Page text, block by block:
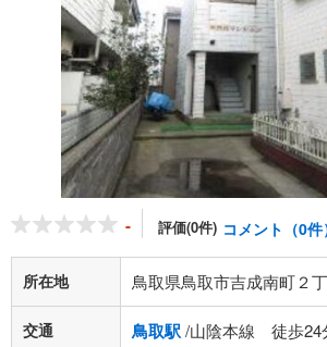
- 評価(0件) コメント（0件
所在地 鳥取県鳥取市吉成南町２
交通 鳥取駅/山陰本線 徒歩24